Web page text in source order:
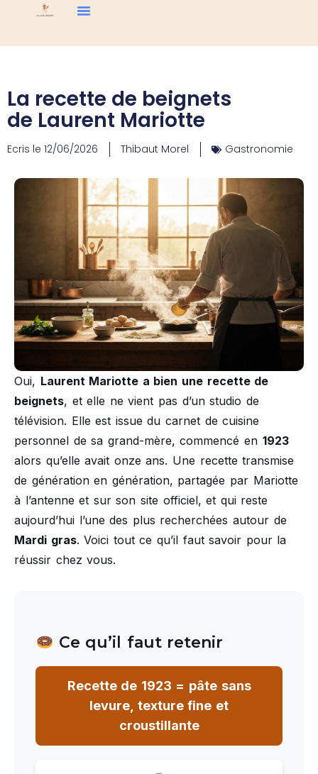
La recette de beignets
de Laurent Mariotte
Ecris le 12/06/2026 Thibaut Morel Gastronomie
Oui, Laurent Mariotte a bien une recette de
beignets, et elle ne vient pas d’un studio de
télévision. Elle est issue du carnet de cuisine
personnel de sa grand-mère, commencé en 1923
alors qu’elle avait onze ans. Une recette transmise
de génération en génération, partagée par Mariotte
à l’antenne et sur son site officiel, et qui reste
aujourd’hui l’une des plus recherchées autour de
Mardi gras. Voici tout ce qu’il faut savoir pour la
réussir chez vous.
Ce qu’il faut retenir
Recette de 1923 = pâte sans
levure, texture fine et
croustillante